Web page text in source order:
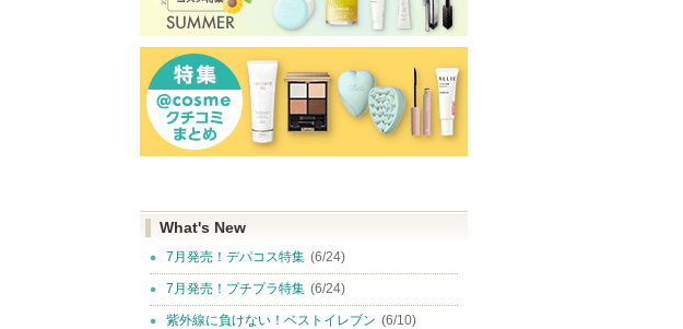
What's New
7月発売！デパコス特集 (6/24)
7月発売！プチプラ特集 (6/24)
紫外線に負けない！ベストイレブン (6/10)